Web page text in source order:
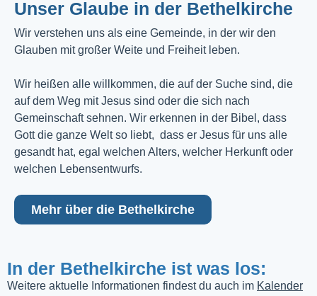
Unser Glaube in der Bethelkirche
Wir verstehen uns als eine Gemeinde, in der wir den
Glauben mit großer Weite und Freiheit leben.
Wir heißen alle willkommen, die auf der Suche sind, die
auf dem Weg mit Jesus sind oder die sich nach
Gemeinschaft sehnen. Wir erkennen in der Bibel, dass
Gott die ganze Welt so liebt, dass er Jesus für uns alle
gesandt hat, egal welchen Alters, welcher Herkunft oder
welchen Lebensentwurfs.
Mehr über die Bethelkirche
In der Bethelkirche ist was los:
Weitere aktuelle Informationen findest du auch im Kalender